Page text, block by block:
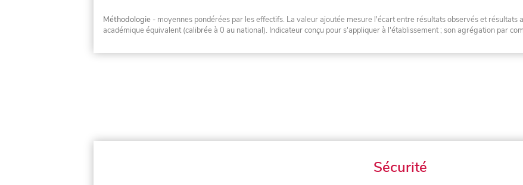
Méthodologie - moyennes pondérées par les effectifs. La valeur ajoutée mesure l'écart entre résultats observés et résultats
académique équivalent (calibrée à 0 au national). Indicateur conçu pour s'appliquer à l'établissement ; son agrégation par
Sécurité